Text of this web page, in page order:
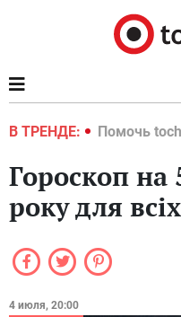
В ТРЕНДЕ:
2022 Помочь
Гороскоп на
року для
4 июля, 20:00